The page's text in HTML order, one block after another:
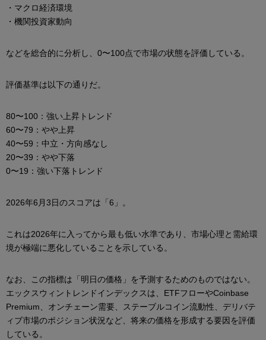
・マクロ経済環境
・機関投資家動向
などを総合的に分析し、0〜100点で市場の状態を評価している。
評価基準は以下の通りだ。
80〜100：強い上昇トレンド
60〜79：やや上昇
40〜59：中立・方向感なし
20〜39：やや下落
0〜19：強い下落トレンド
2026年6月3日のスコアは「6」。
これは2026年に入ってから最も低い水準であり、市場心理と需給環
境が極端に悪化していることを示している。
なお、この指標は「明日の価格」を予測するためのものではない。
エックスウィントレンドインデックスは、ETFフローやCoinbase
Premium、オンチェーン需要、ステーブルコイン流動性、デリバテ
ィブ市場のポジション状況など、将来の価格を形成する要因を評価
している。